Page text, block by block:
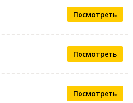
Посмотреть
Посмотреть
Посмотреть